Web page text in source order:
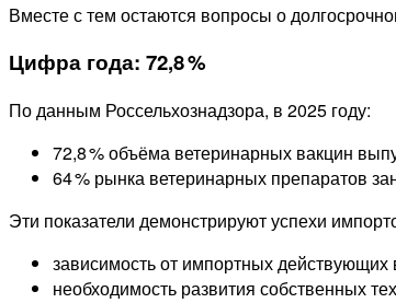
Вместе с тем остаются вопросы о
Цифра года: 72,8 %
По данным Россельхознадзора, в 2025 году:
72,8 % объёма ветеринарных вакцин
64 % рынка ветеринарных препаратов
Эти показатели демонстрируют успехи
зависимость от импортных
необходимость развития собственных